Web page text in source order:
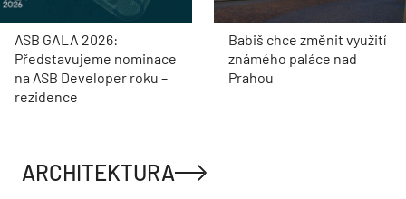
ASB GALA 2026:
Představujeme nominace
na ASB Developer roku –
rezidence
Babiš chce změnit využití
známého paláce nad
Prahou
ARCHITEKTURA